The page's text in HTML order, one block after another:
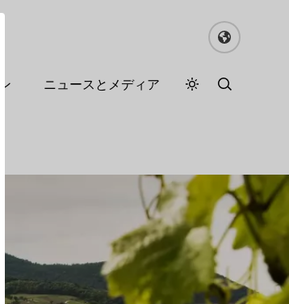
ニュースとメディア デイモード
ダークモード